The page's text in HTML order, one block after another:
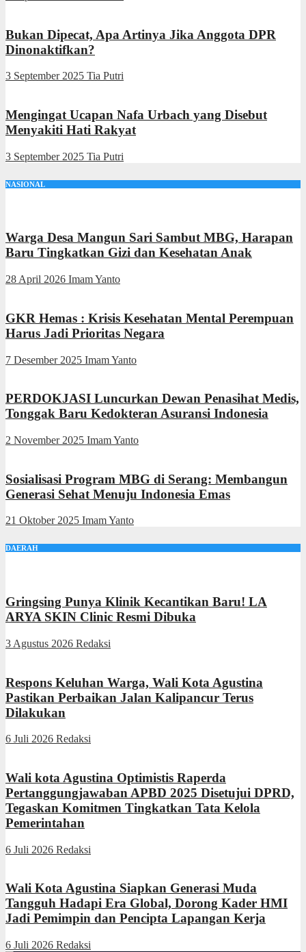
Bukan Dipecat, Apa Artinya Jika Anggota DPR
Dinonaktifkan?
3 September 2025 Tia Putri
Mengingat Ucapan Nafa Urbach yang Disebut
Menyakiti Hati Rakyat
3 September 2025 Tia Putri
NASIONAL
Warga Desa Mangun Sari Sambut MBG, Harapan
Baru Tingkatkan Gizi dan Kesehatan Anak
28 April 2026 Imam Yanto
GKR Hemas : Krisis Kesehatan Mental Perempuan
Harus Jadi Prioritas Negara
7 Desember 2025 Imam Yanto
PERDOKJASI Luncurkan Dewan Penasihat Medis,
Tonggak Baru Kedokteran Asuransi Indonesia
2 November 2025 Imam Yanto
Sosialisasi Program MBG di Serang: Membangun
Generasi Sehat Menuju Indonesia Emas
21 Oktober 2025 Imam Yanto
DAERAH
Gringsing Punya Klinik Kecantikan Baru! LA
ARYA SKIN Clinic Resmi Dibuka
3 Agustus 2026 Redaksi
Respons Keluhan Warga, Wali Kota Agustina
Pastikan Perbaikan Jalan Kalipancur Terus
Dilakukan
6 Juli 2026 Redaksi
Wali kota Agustina Optimistis Raperda
Pertanggungjawaban APBD 2025 Disetujui DPRD,
Tegaskan Komitmen Tingkatkan Tata Kelola
Pemerintahan
6 Juli 2026 Redaksi
Wali Kota Agustina Siapkan Generasi Muda
Tangguh Hadapi Era Global, Dorong Kader HMI
Jadi Pemimpin dan Pencipta Lapangan Kerja
6 Juli 2026 Redaksi